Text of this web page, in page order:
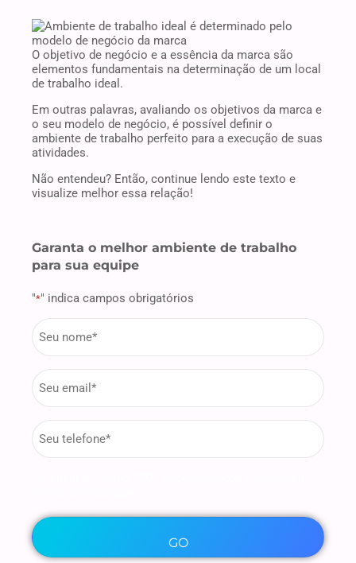
O objetivo de negócio e a essência da marca são
elementos fundamentais na determinação de um local
de trabalho ideal.
Em outras palavras, avaliando os objetivos da marca e
o seu modelo de negócio, é possível definir o
ambiente de trabalho perfeito para a execução de suas
atividades.
Não entendeu? Então, continue lendo este texto e
visualize melhor essa relação!
Garanta o melhor ambiente de trabalho
para sua equipe
"*" indica campos obrigatórios
firstname
Email
phone